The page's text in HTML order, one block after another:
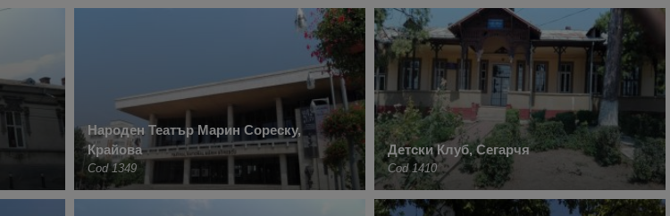
Народен Театър Марин Сореску,
Крайова
Cod 1349
Детски Клуб, Сегарчя
Cod 1410